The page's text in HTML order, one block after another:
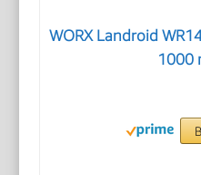
WORX Landroid
1000